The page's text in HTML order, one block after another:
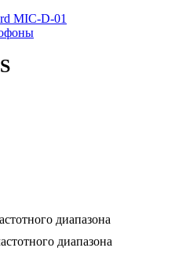
MIC-D-01
диапазона
диапазона